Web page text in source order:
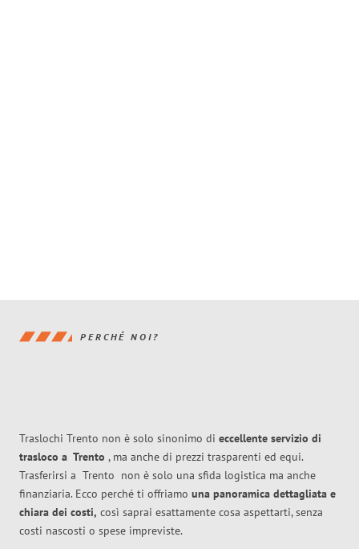
PERCHÉ NOI?
Traslochi Trento non è solo sinonimo di eccellente servizio di
trasloco a Trento , ma anche di prezzi trasparenti ed equi.
Trasferirsi a Trento non è solo una sfida logistica ma anche
finanziaria. Ecco perché ti offriamo una panoramica dettagliata e
chiara dei costi, così saprai esattamente cosa aspettarti, senza
costi nascosti o spese impreviste.